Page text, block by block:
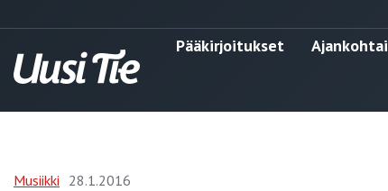
Pääkirjoitukset
Musiikki 28.1.2016